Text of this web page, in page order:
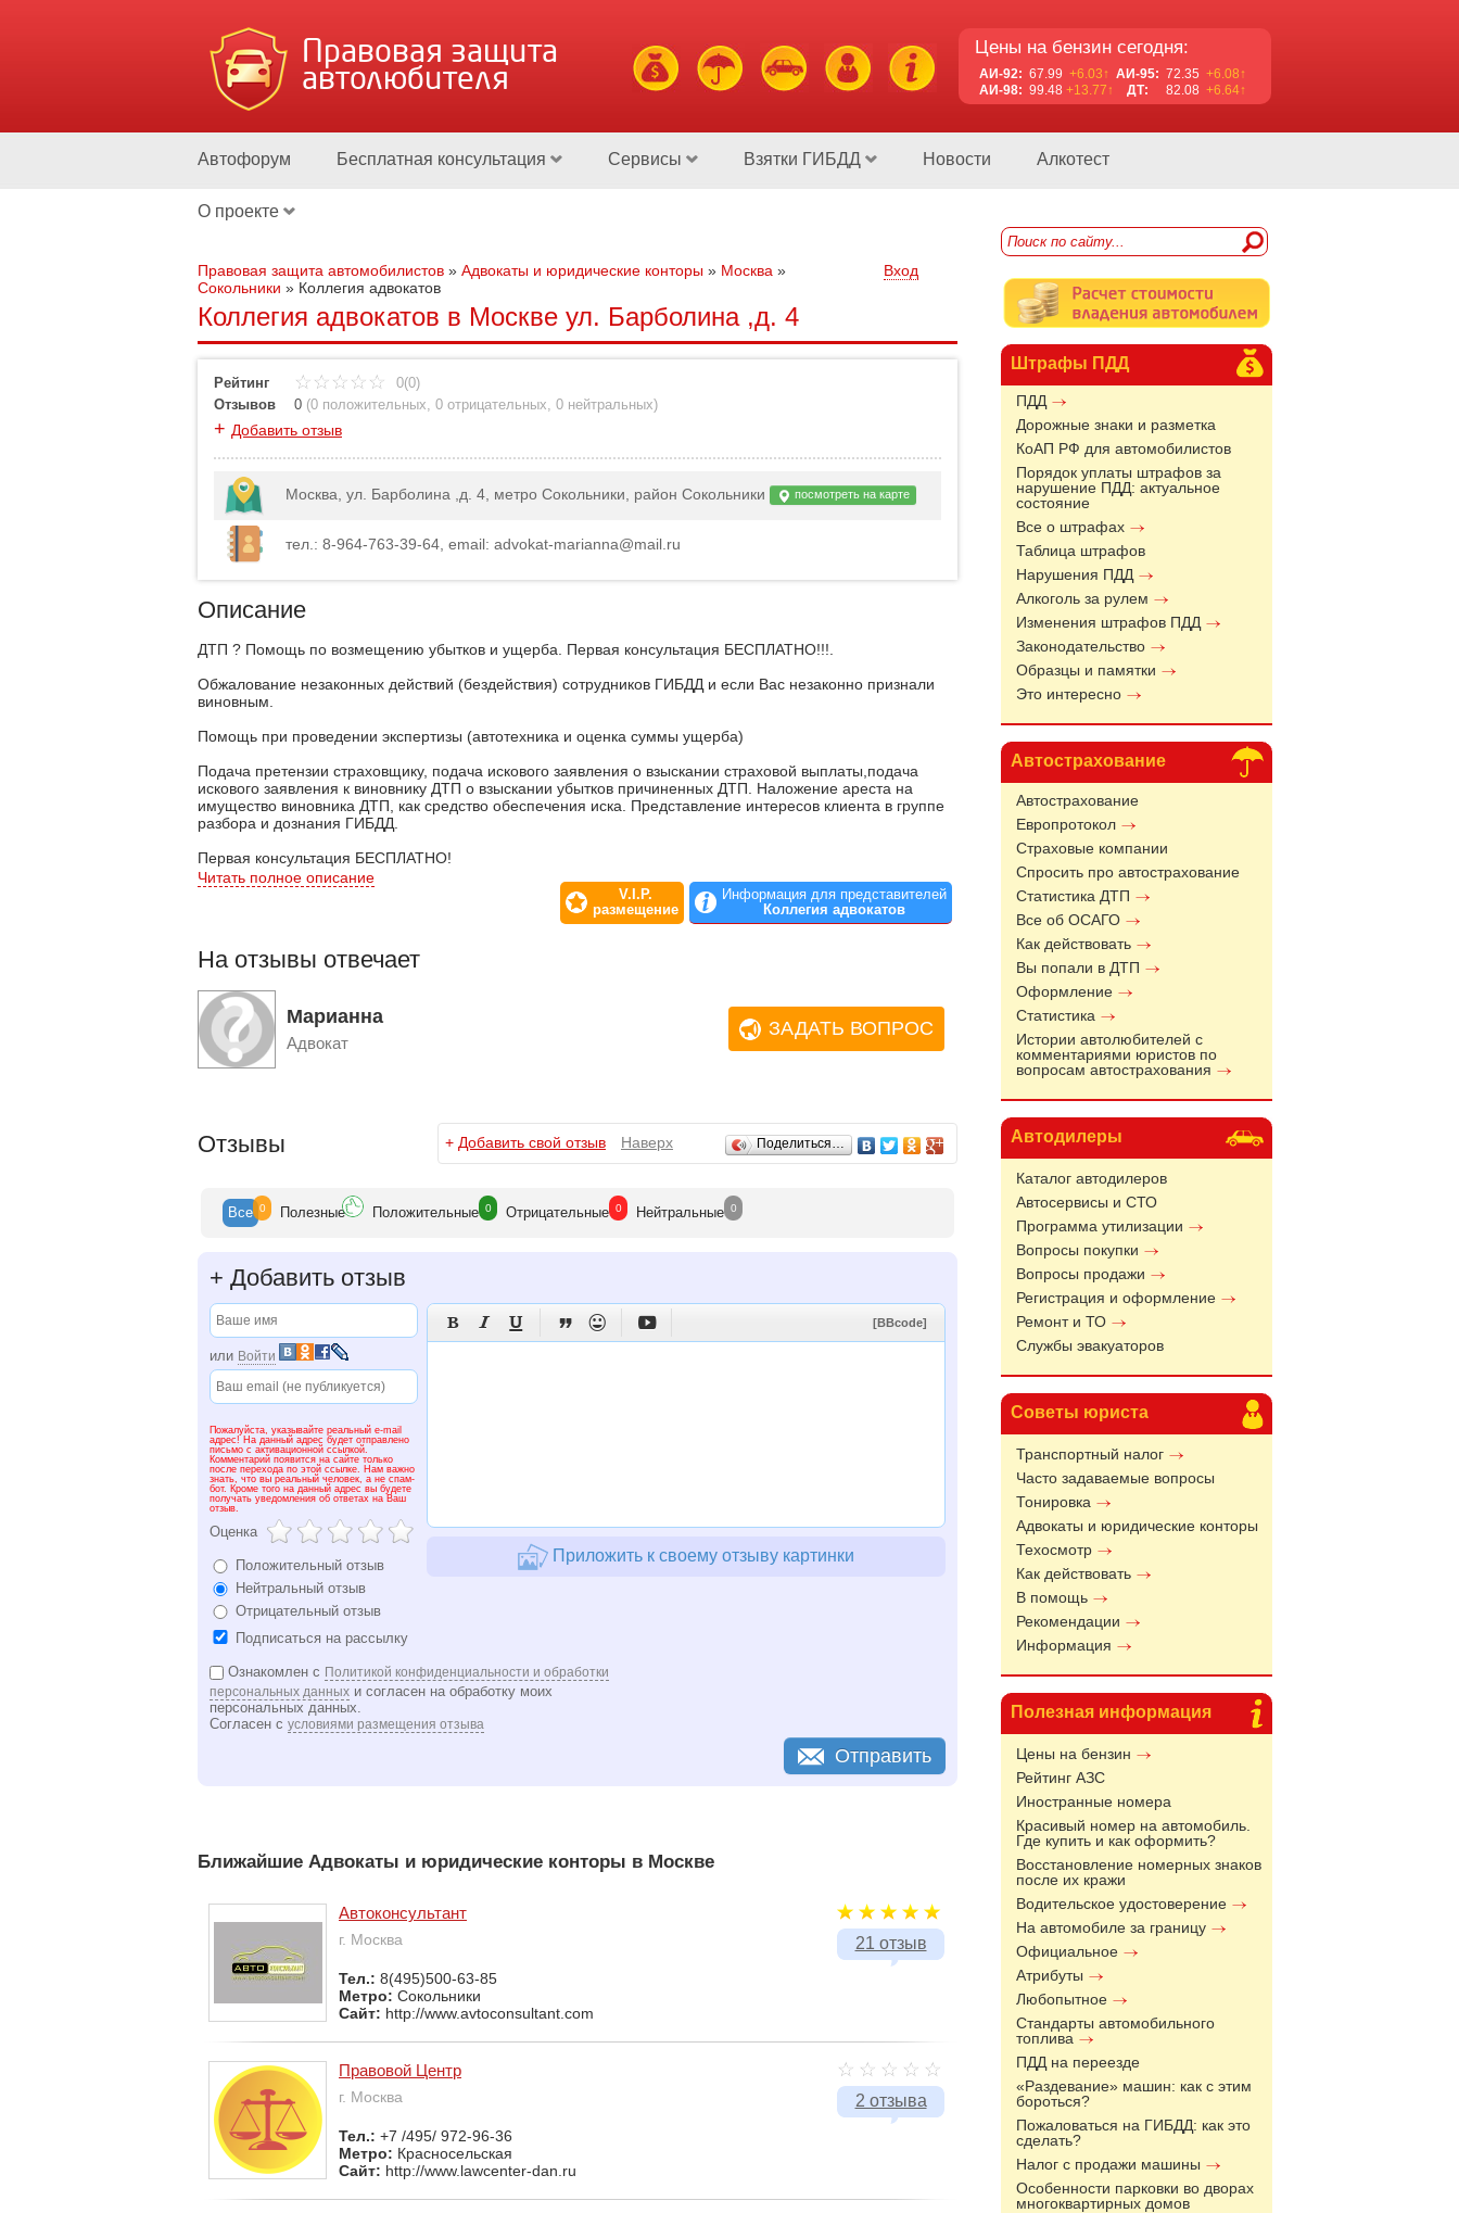
Правовая защита
автолюбителя
Цены на бензин сегодня:
АИ-92: 67.99 +6.03↑ АИ-95: 72.35 +6.08↑
АИ-98: 99.48 +13.77↑ ДТ: 82.08 +6.64↑
Автофорум Бесплатная консультация Сервисы Взятки ГИБДД Новости Алкотест
О проекте
Штрафы ПДД
ПДД
Дорожные знаки и разметка
КоАП РФ для автомобилистов
Порядок уплаты штрафов за
нарушение ПДД: актуальное
состояние
Все о штрафах
Таблица штрафов
Нарушения ПДД
Алкоголь за рулем
Изменения штрафов ПДД
Законодательство
Образцы и памятки
Это интересно
Автострахование
Автострахование
Европротокол
Страховые компании
Спросить про автострахование
Статистика ДТП
Все об ОСАГО
Как действовать
Вы попали в ДТП
Оформление
Статистика
Истории автолюбителей с
комментариями юристов по
вопросам автострахования
Автодилеры
Каталог автодилеров
Автосервисы и СТО
Программа утилизации
Вопросы покупки
Вопросы продажи
Регистрация и оформление
Ремонт и ТО
Службы эвакуаторов
Советы юриста
Транспортный налог
Часто задаваемые вопросы
Тонировка
Адвокаты и юридические конторы
Техосмотр
Как действовать
В помощь
Рекомендации
Информация
Полезная информация
Цены на бензин
Рейтинг АЗС
Иностранные номера
Красивый номер на автомобиль.
Где купить и как оформить?
Восстановление номерных знаков
после их кражи
Водительское удостоверение
На автомобиле за границу
Официальное
Атрибуты
Любопытное
Стандарты автомобильного
топлива
ПДД на переезде
«Раздевание» машин: как с этим
бороться?
Пожаловаться на ГИБДД: как это
сделать?
Налог с продажи машины
Особенности парковки во дворах
многоквартирных домов
Правовая защита автомобилистов » Адвокаты и юридические конторы » Москва »
Сокольники » Коллегия адвокатов
Вход
Коллегия адвокатов в Москве ул. Барболина ,д. 4
Рейтинг
0(0)
Отзывов
0 (0 положительных, 0 отрицательных, 0 нейтральных)
+ Добавить отзыв
Москва, ул. Барболина ,д. 4, метро Сокольники, район Сокольники посмотреть на карте
тел.: 8-964-763-39-64, email: advokat-marianna@mail.ru
Описание
ДТП ? Помощь по возмещению убытков и ущерба. Первая консультация БЕСПЛАТНО!!!.
Обжалование незаконных действий (бездействия) сотрудников ГИБДД и если Вас незаконно признали
виновным.
Помощь при проведении экспертизы (автотехника и оценка суммы ущерба)
Подача претензии страховщику, подача искового заявления о взыскании страховой выплаты,подача
искового заявления к виновнику ДТП о взыскании убытков причиненных ДТП. Наложение ареста на
имущество виновника ДТП, как средство обеспечения иска. Представление интересов клиента в группе
разбора и дознания ГИБДД.
Первая консультация БЕСПЛАТНО!
а таже Арбитраж
Уголовные дела (экономические преступления)
Проверки деятельности предприятий органами ДЭБ
8-964-763-39-64
Читать полное описание
V.I.P.
размещение
Информация для представителей
Коллегия адвокатов
На отзывы отвечает
Марианна
Адвокат
ЗАДАТЬ ВОПРОС
Отзывы + Добавить свой отзыв Наверх Поделиться…
Все 0 Полезные Положительные 0 Отрицательные 0 Нейтральные 0
+ Добавить отзыв
или Войти
Пожалуйста, указывайте реальный e-mail
адрес! На данный адрес будет отправлено
письмо с активационной ссылкой.
Комментарий появится на сайте только
после перехода по этой ссылке. Нам важно
знать, что вы реальный человек, а не спам-
бот. Кроме того на данный адрес вы будете
получать уведомления об ответах на Ваш
отзыв.
Оценка
Положительный отзыв
Нейтральный отзыв
Отрицательный отзыв
Подписаться на рассылку
      [BBcode]
Приложить к своему отзыву картинки
Ознакомлен с Политикой конфиденциальности и обработки
персональных данных и согласен на обработку моих
персональных данных.
Согласен с условиями размещения отзыва
Отправить
Ближайшие Адвокаты и юридические конторы в Москве
21 отзыв
Автоконсультант
г. Москва
Тел.: 8(495)500-63-85
Метро: Сокольники
Сайт: http://www.avtoconsultant.com
2 отзыва
Правовой Центр
г. Москва
Тел.: +7 /495/ 972-96-36
Метро: Красносельская
Сайт: http://www.lawcenter-dan.ru